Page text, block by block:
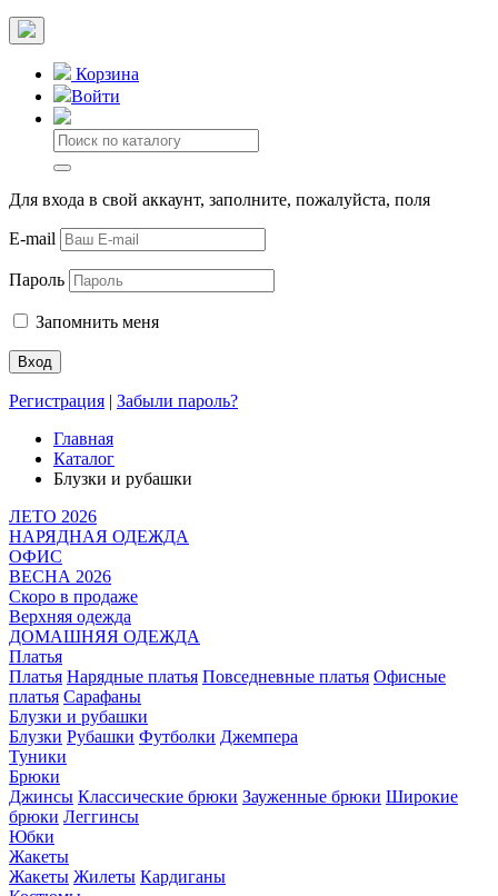
Корзина
Войти
Для входа в свой аккаунт, заполните, пожалуйста, поля
E-mail
Пароль
Запомнить меня
Регистрация | Забыли пароль?
Главная
Каталог
Блузки и рубашки
ЛЕТО 2026
НАРЯДНАЯ ОДЕЖДА
ОФИС
ВЕСНА 2026
Скоро в продаже
Верхняя одежда
ДОМАШНЯЯ ОДЕЖДА
Платья
Платья Нарядные платья Повседневные платья Офисные
платья Сарафаны
Блузки и рубашки
Блузки Рубашки Футболки Джемпера
Туники
Брюки
Джинсы Классические брюки Зауженные брюки Широкие
брюки Леггинсы
Юбки
Жакеты
Жакеты Жилеты Кардиганы